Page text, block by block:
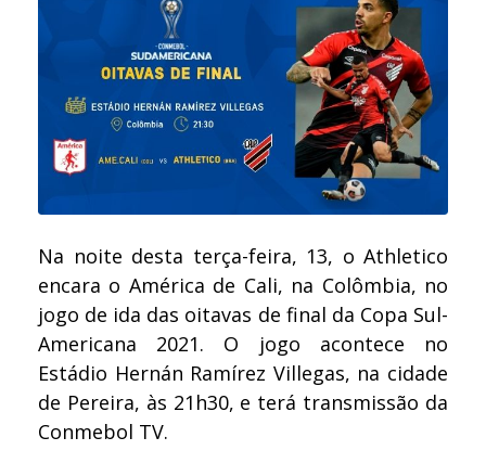
Na noite desta terça-feira, 13, o Athletico
encara o América de Cali, na Colômbia, no
jogo de ida das oitavas de final da Copa Sul-
Americana 2021. O jogo acontece no
Estádio Hernán Ramírez Villegas, na cidade
de Pereira, às 21h30, e terá transmissão da
Conmebol TV.